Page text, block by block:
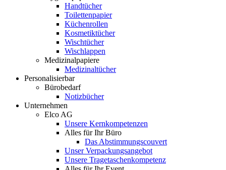
Handtücher
Toilettenpapier
Küchenrollen
Kosmetiktücher
Wischtücher
Wischlappen
Medizinalpapiere
Medizinaltücher
Personalisierbar
Bürobedarf
Notizbücher
Unternehmen
Elco AG
Unsere Kernkompetenzen
Alles für Ihr Büro
Das Abstimmungscouvert
Unser Verpackungsangebot
Unsere Tragetaschenkompetenz